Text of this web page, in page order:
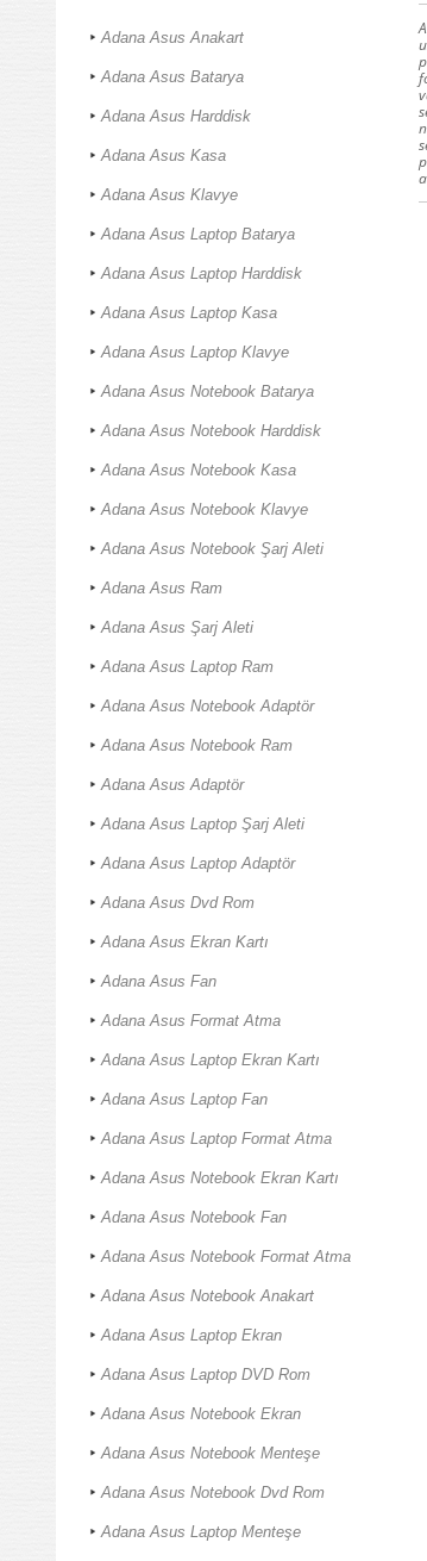
Adana Asus Anakart
Adana Asus Batarya
Adana Asus Harddisk
Adana Asus Kasa
Adana Asus Klavye
Adana Asus Laptop Batarya
Adana Asus Laptop Harddisk
Adana Asus Laptop Kasa
Adana Asus Laptop Klavye
Adana Asus Notebook Batarya
Adana Asus Notebook Harddisk
Adana Asus Notebook Kasa
Adana Asus Notebook Klavye
Adana Asus Notebook Şarj Aleti
Adana Asus Ram
Adana Asus Şarj Aleti
Adana Asus Laptop Ram
Adana Asus Notebook Adaptör
Adana Asus Notebook Ram
Adana Asus Adaptör
Adana Asus Laptop Şarj Aleti
Adana Asus Laptop Adaptör
Adana Asus Dvd Rom
Adana Asus Ekran Kartı
Adana Asus Fan
Adana Asus Format Atma
Adana Asus Laptop Ekran Kartı
Adana Asus Laptop Fan
Adana Asus Laptop Format Atma
Adana Asus Notebook Ekran Kartı
Adana Asus Notebook Fan
Adana Asus Notebook Format Atma
Adana Asus Notebook Anakart
Adana Asus Laptop Ekran
Adana Asus Laptop DVD Rom
Adana Asus Notebook Ekran
Adana Asus Notebook Menteşe
Adana Asus Notebook Dvd Rom
Adana Asus Laptop Menteşe